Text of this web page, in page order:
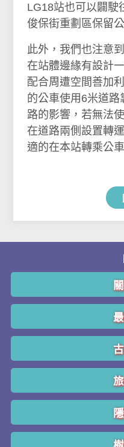
LG18站也可以闢駛
俊保街重劃區保留
此外，我們也注意
在站體邊緣有設計
配合周遭空間善加
的公車使用6米道
路的影響，若無法
在道路兩側設置轉
適的在本站轉乘公車